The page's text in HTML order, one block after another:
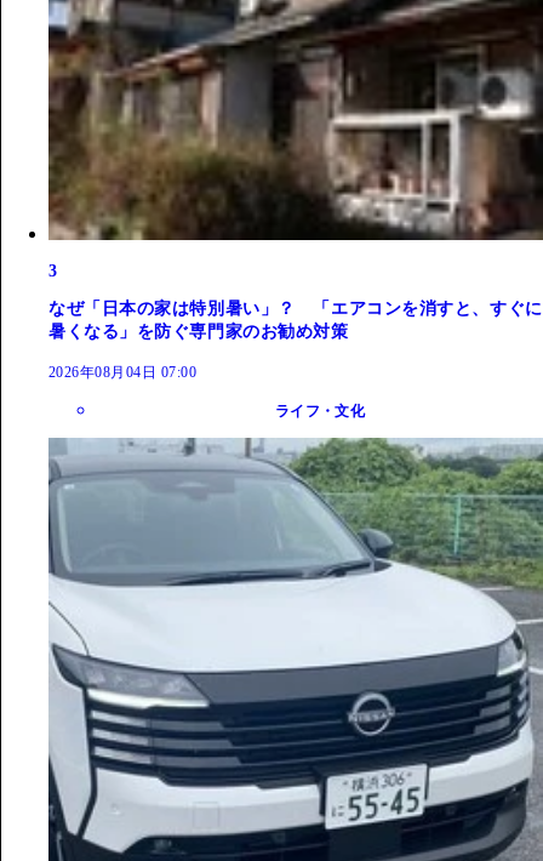
3
なぜ「日本の家は特別暑い」？ 「エアコンを消すと、すぐに
暑くなる」を防ぐ専門家のお勧め対策
2026年08月04日 07:00
ライフ・文化